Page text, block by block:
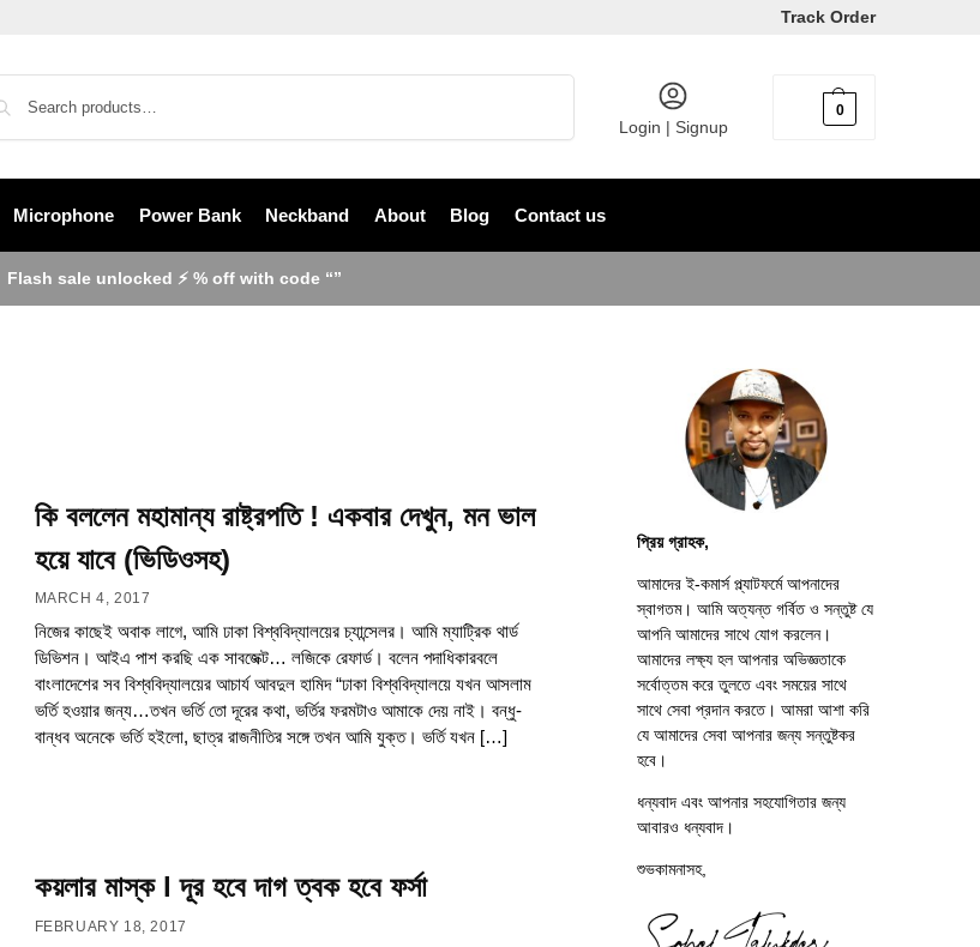
Track Order
Login | Signup
0
Microphone Power Bank Neckband About Blog Contact us
Flash sale unlocked ⚡ % off with code “”
কি বললেন মহামান্য রাষ্ট্রপতি ! একবার দেখুন, মন ভাল
হয়ে যাবে (ভিডিওসহ)
MARCH 4, 2017
নিজের কাছেই অবাক লাগে, আমি ঢাকা বিশ্ববিদ্যালয়ের চ্যান্সেলর। আমি ম্যাট্রিক থার্ড
ডিভিশন। আইএ পাশ করছি এক সাবজেক্ট… লজিকে রেফার্ড। বলেন পদাধিকারবলে
বাংলাদেশের সব বিশ্ববিদ্যালয়ের আচার্য আবদুল হামিদ “ঢাকা বিশ্ববিদ্যালয়ে যখন আসলাম
ভর্তি হওয়ার জন্য…তখন ভর্তি তো দূরের কথা, ভর্তির ফরমটাও আমাকে দেয় নাই। বন্ধু-
বান্ধব অনেকে ভর্তি হইলো, ছাত্র রাজনীতির সঙ্গে তখন আমি যুক্ত। ভর্তি যখন […]
কয়লার মাস্ক l দূর হবে দাগ ত্বক হবে ফর্সা
FEBRUARY 18, 2017
প্রিয় গ্রাহক,
আমাদের ই-কমার্স প্ল্যাটফর্মে আপনাদের
স্বাগতম। আমি অত্যন্ত গর্বিত ও সন্তুষ্ট যে
আপনি আমাদের সাথে যোগ করলেন।
আমাদের লক্ষ্য হল আপনার অভিজ্ঞতাকে
সর্বোত্তম করে তুলতে এবং সময়ের সাথে
সাথে সেবা প্রদান করতে। আমরা আশা করি
যে আমাদের সেবা আপনার জন্য সন্তুষ্টকর
হবে।
ধন্যবাদ এবং আপনার সহযোগিতার জন্য
আবারও ধন্যবাদ।
শুভকামনাসহ,